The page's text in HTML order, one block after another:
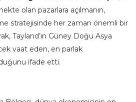
olan pazarlara açılmanın,
stratejisinde her zaman önemli bir
Tayland’ın Güney Doğu Asya
vaat eden, en parlak
ifade etti.